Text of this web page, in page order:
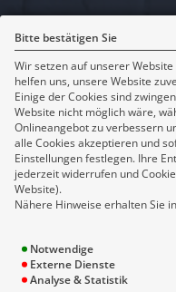
Bitte bestätigen Sie
Wir setzen auf unserer
helfen uns, unsere Website
Einige der Cookies sind
Website nicht möglich wäre,
Onlineangebot zu verbessern
alle Cookies akzeptieren und
Einstellungen festlegen. Ihre
jederzeit widerrufen und
Website).
Nähere Hinweise erhalten Sie
Notwendige
Externe Dienste
Analyse & Statistik
Rechtliches
Impressum
Erstinformation
Datenschutz
Bildnachweise
Cookie-Einstellungen
Sitemap
Makler
Versicherung
Themenseiten